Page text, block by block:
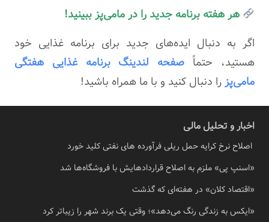
هر هفته برنامه جدید را در مامی‌پز ببینید!
اگر به دنبال ایده‌های جدید برای برنامه غذایی خود
هستید، حتماً صفحه لندینگ برنامه غذایی هفتگی
مامی‌پزرا دنبال کنید و با ما همراه باشید!
اخبار و تحلیل مالی
اصلاح نرخ کرایه حمل ریلی فرآورده های نفتی کلید خورد
«اسنپ پی» ملزم به اصلاح قراردادهایش با فروشگاه‌ها شد
«اقتصاد کلان» در هفته‌ای که گذشت
«ایکس به زندگی رنگ می‌دهد»؛ وقتی یک برند شهر را زیباتر کرد